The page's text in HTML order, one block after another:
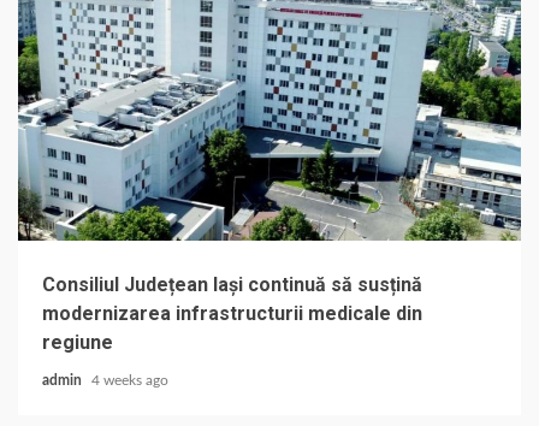
Consiliul Județean Iași continuă să susțină
modernizarea infrastructurii medicale din
regiune
admin 4 weeks ago